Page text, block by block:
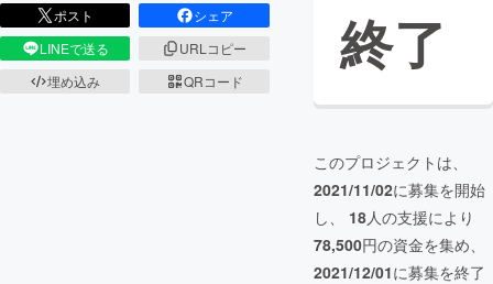
ポスト
シェア
LINEで送る
URLコピー
埋め込み
QRコード
終了
このプロジェクトは、
2021/11/02に募集を開始
し、 18人の支援により
78,500円の資金を集め、
2021/12/01に募集を終了